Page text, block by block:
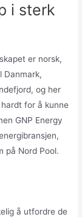
i sterk
er norsk,
Danmark,
og her
for å kunne
GNP Energy
på Nord Pool.
å utfordre de